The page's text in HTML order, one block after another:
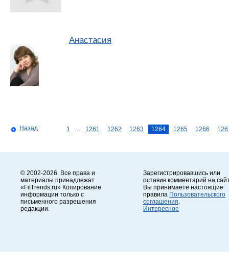
Анастасия
Назад 1 1261 1262 1263 1264 1265 1266
© 2002-2026. Все права и
материалы принадлежат
«FitTrends.ru» Копирование
информации только с
письменного разрешения
редакции.
Зарегистрировавшись или
оставив комментарий на
Вы принимаете настоящие
правила Пользовательского
соглашения
Интересное